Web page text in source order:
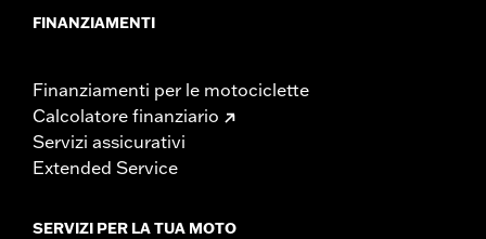
FINANZIAMENTI
Finanziamenti per le motociclette
Calcolatore finanziario
Servizi assicurativi
Extended Service
SERVIZI PER LA TUA MOTO